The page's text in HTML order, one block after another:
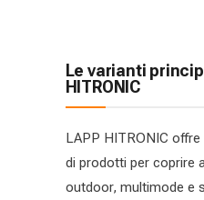
Le varianti
HITRONIC
LAPP HITRONIC
di prodotti per coprire
outdoor, multimode e